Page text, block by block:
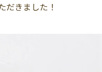
きました！